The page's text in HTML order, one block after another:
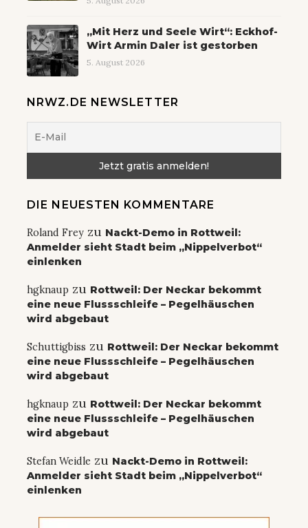
„Mit Herz und Seele Wirt“: Eckhof-
Wirt Armin Daler ist gestorben
5. August 2026
NRWZ.DE NEWSLETTER
DIE NEUESTEN KOMMENTARE
Roland Frey zu Nackt-Demo in Rottweil:
Anmelder sieht Stadt beim „Nippelverbot“
einlenken
hgknaup zu Rottweil: Der Neckar bekommt
eine neue Flussschleife – Pegelhäuschen
wird abgebaut
Schuttigbiss zu Rottweil: Der Neckar bekommt
eine neue Flussschleife – Pegelhäuschen
wird abgebaut
hgknaup zu Rottweil: Der Neckar bekommt
eine neue Flussschleife – Pegelhäuschen
wird abgebaut
Stefan Weidle zu Nackt-Demo in Rottweil:
Anmelder sieht Stadt beim „Nippelverbot“
einlenken